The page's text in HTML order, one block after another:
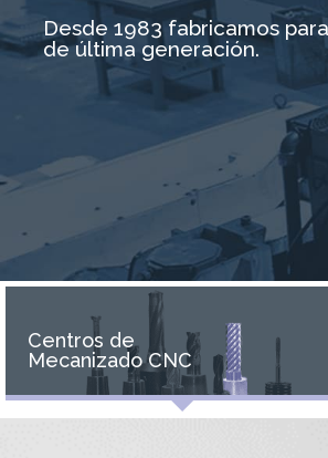
Desde 1983 fabricamos
de última generación.
Centros de
Mecanizado CNC